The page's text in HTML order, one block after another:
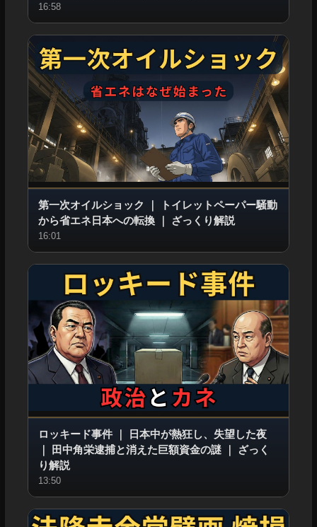
16:58
第一次オイルショック ｜
トイレットペーパー騒動
から省エネ日本への転換｜ ざっくり解説
16:01
ロッキード事件｜
日本中が熱狂し、失望した夜
｜
田中角栄逮捕と消えた巨額資金の謎｜
ざっく
り解説
13:50